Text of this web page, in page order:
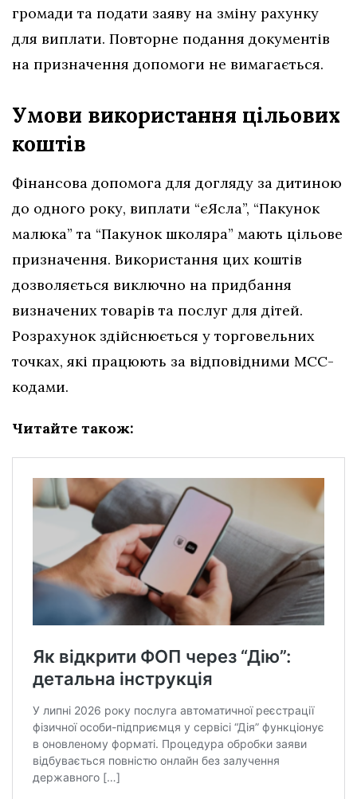
громади та подати заяву на зміну рахунку
для виплати. Повторне подання документів
на призначення допомоги не вимагається.
Умови використання цільових
коштів
Фінансова допомога для догляду за дитиною
до одного року, виплати “єЯсла”, “Пакунок
малюка” та “Пакунок школяра” мають цільове
призначення. Використання цих коштів
дозволяється виключно на придбання
визначених товарів та послуг для дітей.
Розрахунок здійснюється у торговельних
точках, які працюють за відповідними МСС-
кодами.
Читайте також: